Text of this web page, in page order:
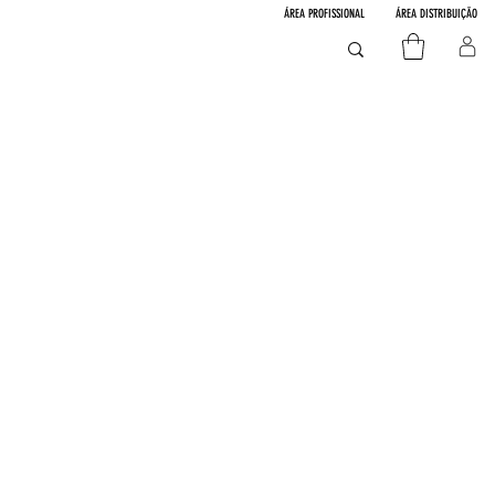
ÁREA DISTRIBUIÇÃO
ÁREA PROFISSIONAL